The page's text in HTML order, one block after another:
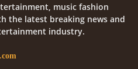
music fashion
the latest breaking news and
industry.